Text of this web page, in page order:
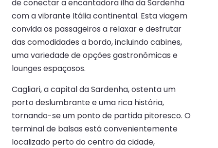
de conectar a encantadora ilha da Sardenha
com a vibrante Itália continental. Esta viagem
convida os passageiros a relaxar e desfrutar
das comodidades a bordo, incluindo cabines,
uma variedade de opções gastronômicas e
lounges espaçosos.
Cagliari, a capital da Sardenha, ostenta um
porto deslumbrante e uma rica história,
tornando-se um ponto de partida pitoresco. O
terminal de balsas está convenientemente
localizado perto do centro da cidade,